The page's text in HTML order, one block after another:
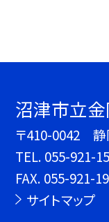
沼津市立
〒410-0042 静
TEL. 055-921-
FAX. 055-921-
サイトマップ